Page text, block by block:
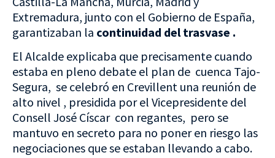
Extremadura, junto con el Gobierno de España,
garantizaban la continuidad del trasvase .
El Alcalde explicaba que precisamente cuando
estaba en pleno debate el plan de cuenca Tajo-
Segura, se celebró en Crevillent una reunión de
alto nivel , presidida por el Vicepresidente del
Consell José Císcar con regantes, pero se
mantuvo en secreto para no poner en riesgo las
negociaciones que se estaban llevando a cabo.